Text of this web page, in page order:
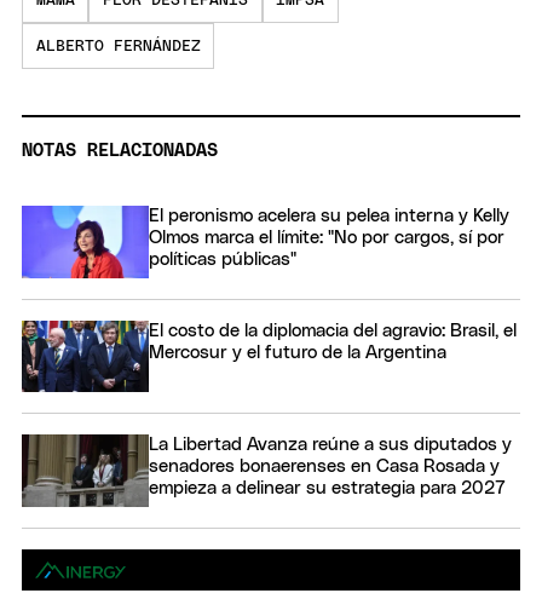
ALBERTO FERNÁNDEZ
NOTAS RELACIONADAS
El peronismo acelera su pelea interna y Kelly
Olmos marca el límite: "No por cargos, sí por
políticas públicas"
El costo de la diplomacia del agravio: Brasil, el
Mercosur y el futuro de la Argentina
La Libertad Avanza reúne a sus diputados y
senadores bonaerenses en Casa Rosada y
empieza a delinear su estrategia para 2027